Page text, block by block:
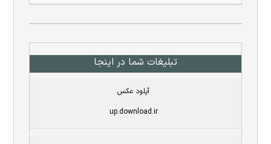
تبلیغات شما در اینجا
آپلود عکس
up.download.ir